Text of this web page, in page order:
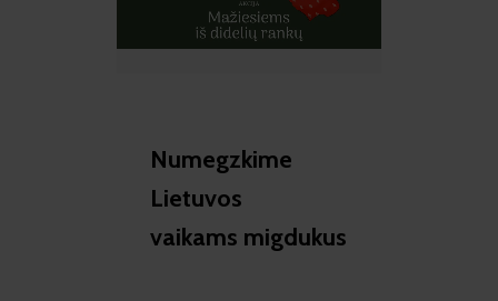
Numegzkime
Lietuvos
vaikams migdukus